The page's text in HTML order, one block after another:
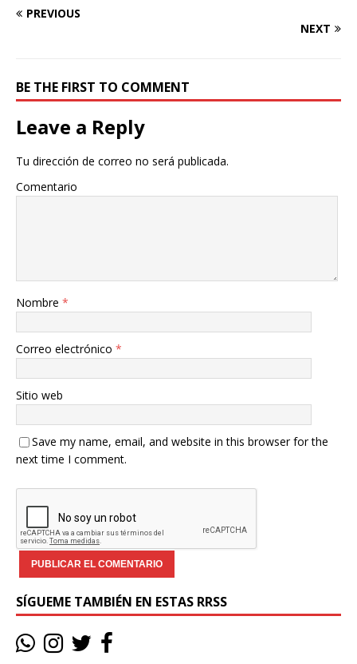
PREVIOUS
NEXT
BE THE FIRST TO COMMENT
Leave a Reply
Tu dirección de correo no será publicada.
Comentario
Nombre *
Correo electrónico *
Sitio web
Save my name, email, and website in this browser for the
next time I comment.
SÍGUEME TAMBIÉN EN ESTAS RRSS